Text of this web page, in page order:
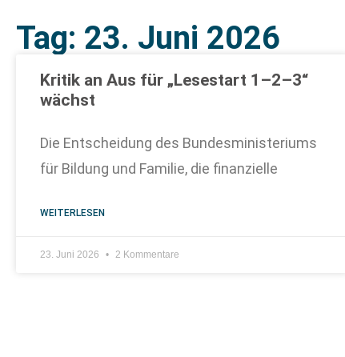
Tag: 23. Juni 2026
Kritik an Aus für „Lesestart 1–2–3“
wächst
Die Entscheidung des Bundesministeriums
für Bildung und Familie, die finanzielle
WEITERLESEN
23. Juni 2026 2 Kommentare